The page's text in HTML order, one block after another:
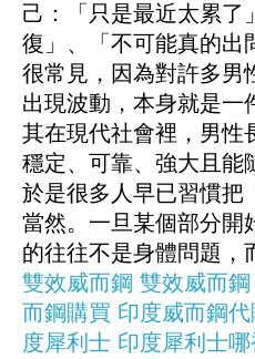
己：「只是最近太累了
復」、「不可能真的出
很常見，因為對許多男
出現波動，本身就是一
其在現代社會裡，男性
穩定、可靠、強大且能
於是很多人早已習慣把
當然。一旦某個部分開
的往往不是身體問題，
雙效威而鋼 雙效威而鋼
而鋼購買 印度威而鋼
度犀利士 印度犀利士哪